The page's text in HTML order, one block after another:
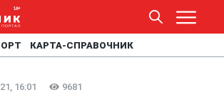
КАРТА-СПРАВОЧНИК
16:01 9681